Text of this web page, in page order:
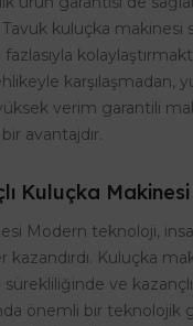
kuluçka makinesi
karşılaşmadan,
verim garantili
avantajdır.
Kuluçka Makinesi
Modern teknoloji,
kazandırdı. Kuluçka
ve
önemli bir teknolojik